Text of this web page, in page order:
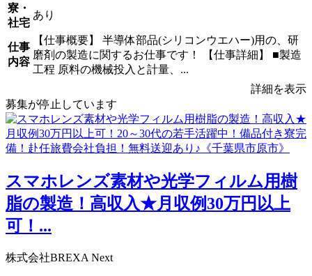
寮・
社宅
あり
仕事
内容
【仕事概要】 半導体部品(シリコンウエハー)用の、研
磨剤の製造に関するお仕事です！ 【仕事詳細】 ■製造
工程 原料の機械投入と計量、...
詳細を表示
募集が停止しています
スマホレンズ素材や光学フィルム用樹
脂の製造！高収入★月収例30万円以上
可！...
株式会社BREXA Next